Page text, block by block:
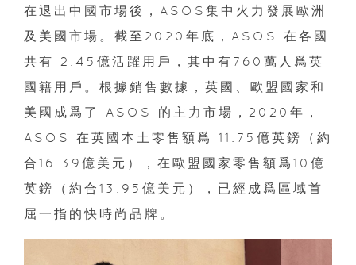
在退出中國市場後，ASOS集中火力發展歐洲
及美國市場。截至2020年底，ASOS 在各國
共有 2.45億活躍用戶，其中有760萬人爲英
國籍用戶。根據銷售數據，英國、歐盟國家和
美國成爲了 ASOS 的主力市場，2020年，
ASOS 在英國本土零售額爲 11.75億英鎊（約
合16.39億美元），在歐盟國家零售額爲10億
英鎊（約合13.95億美元），已經成爲區域首
屈一指的快時尚品牌。